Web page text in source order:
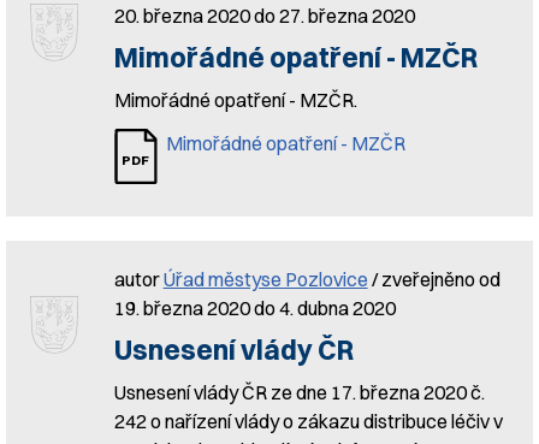
20. března 2020 do 27. března 2020
Mimořádné opatření - MZČR
Mimořádné opatření - MZČR.
Mimořádné opatření - MZČR
autorÚřad městyse Pozlovice / zveřejněno od
19. března 2020 do 4. dubna 2020
Usnesení vlády ČR
Usnesení vlády ČR ze dne 17. března 2020 č.
242 o nařízení vlády o zákazu distribuce léčiv v